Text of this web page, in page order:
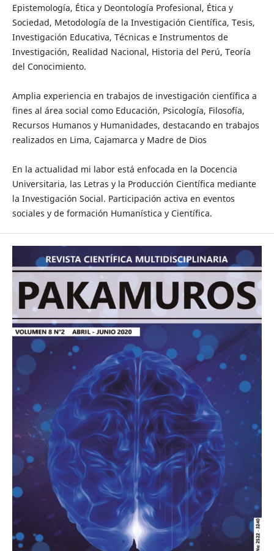
Epistemología, Ética y Deontología Profesional, Ética y
Sociedad, Metodología de la Investigación Científica, Tesis,
Investigación Educativa, Técnicas e Instrumentos de
Investigación, Realidad Nacional, Historia del Perú, Teoría
del Conocimiento.
Amplia experiencia en trabajos de investigación cien´tífica a
fines al área social como Educación, Psicología, Filosofía,
Recursos Humanos y Humanidades, destacando en trabajos
realizados en Lima, Cajamarca y Madre de Dios
En la actualidad mi labor está enfocada en la Docencia
Universitaria, las Letras y la Producción Científica mediante
la Investigación Social. Participación activa en eventos
sociales y de formación Humanística y Científica.